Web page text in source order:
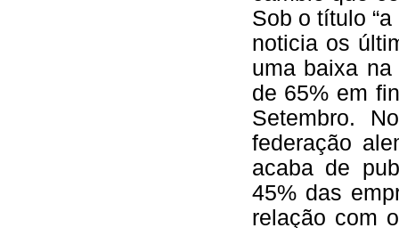
Sob o título
noticia os
uma baixa
de 65% em
Setembro.
federação
acaba de
45% das
relação com